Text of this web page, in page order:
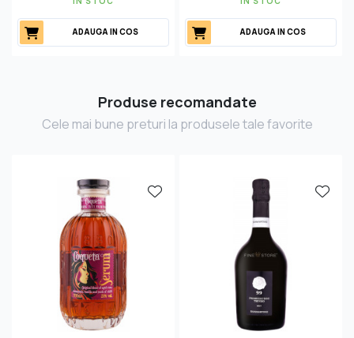
ADAUGA IN COS ADAUGA IN COS
Produse recomandate
Cele mai bune preturi la produsele tale favorite